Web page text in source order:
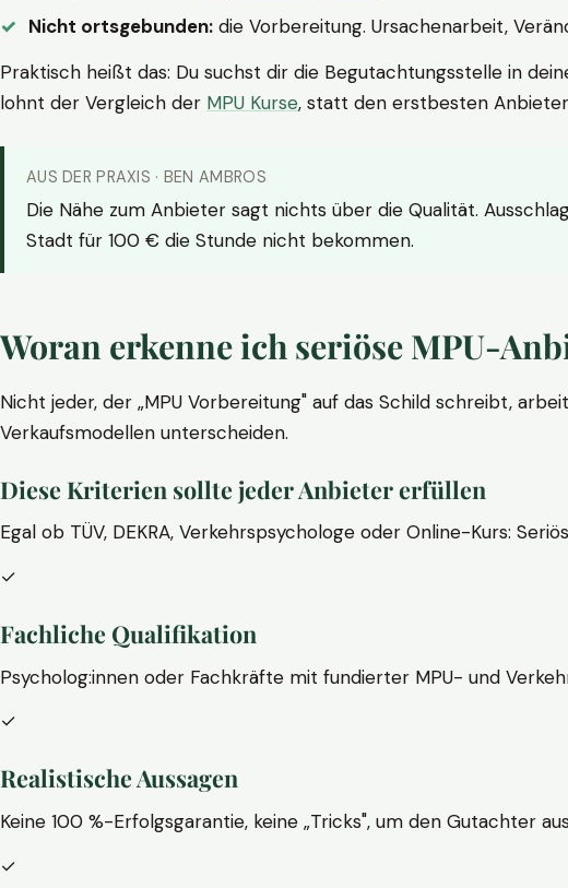
Nicht ortsgebunden: die Vorbereitung. Ursachenarbeit,
Praktisch heißt das: Du suchst dir die Begutachtungsstelle in
lohnt der Vergleich der MPU Kurse, statt den erstbesten
AUS DER PRAXIS · BEN AMBROS
Die Nähe zum Anbieter sagt nichts über die Qualität.
Stadt für 100 € die Stunde nicht bekommen.
Woran erkenne ich seriöse MPU-
Nicht jeder, der „MPU Vorbereitung" auf das Schild schreibt,
Verkaufsmodellen unterscheiden.
Diese Kriterien sollte jeder Anbieter erfüllen
Egal ob TÜV, DEKRA, Verkehrspsychologe oder Online-Kurs:
✓
Fachliche Qualifikation
Psycholog:innen oder Fachkräfte mit fundierter MPU- und
✓
Realistische Aussagen
Keine 100 %-Erfolgsgarantie, keine „Tricks", um den Gutachter
✓